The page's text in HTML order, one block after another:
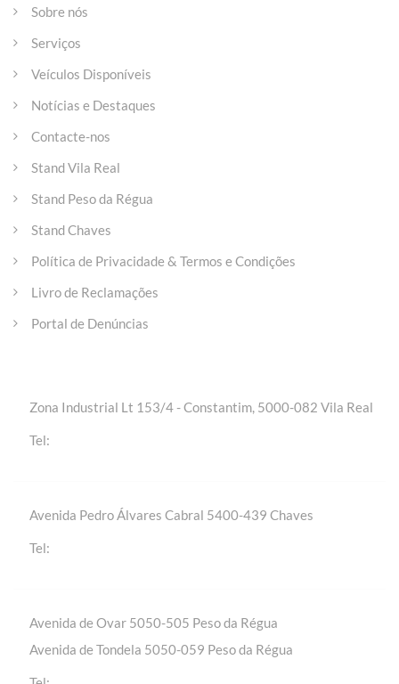
Sobre nós
Serviços
Veículos Disponíveis
Notícias e Destaques
Contacte-nos
Stand Vila Real
Stand Peso da Régua
Stand Chaves
Política de Privacidade & Termos e Condições
Livro de Reclamações
Portal de Denúncias
Zona Industrial Lt 153/4 - Constantim, 5000-082 Vila Real
Tel:
Avenida Pedro Álvares Cabral 5400-439 Chaves
Tel:
Avenida de Ovar 5050-505 Peso da Régua
Avenida de Tondela 5050-059 Peso da Régua